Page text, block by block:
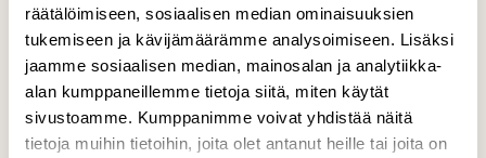
räätälöimiseen, sosiaalisen median ominaisuuksien
tukemiseen ja kävijämäärämme analysoimiseen. Lisäksi
jaamme sosiaalisen median, mainosalan ja analytiikka-
alan kumppaneillemme tietoja siitä, miten käytät
sivustoamme. Kumppanimme voivat yhdistää näitä
tietoja muihin tietoihin, joita olet antanut heille tai joita on
Syksy
Seitin kimallusta syyspäivän valossa.
Valokuvaaja: Arja Valtonen, Takkula, Lahti
10.9.2021